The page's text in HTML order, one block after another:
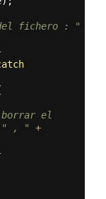
fichero : "
borrar el
" , "
+